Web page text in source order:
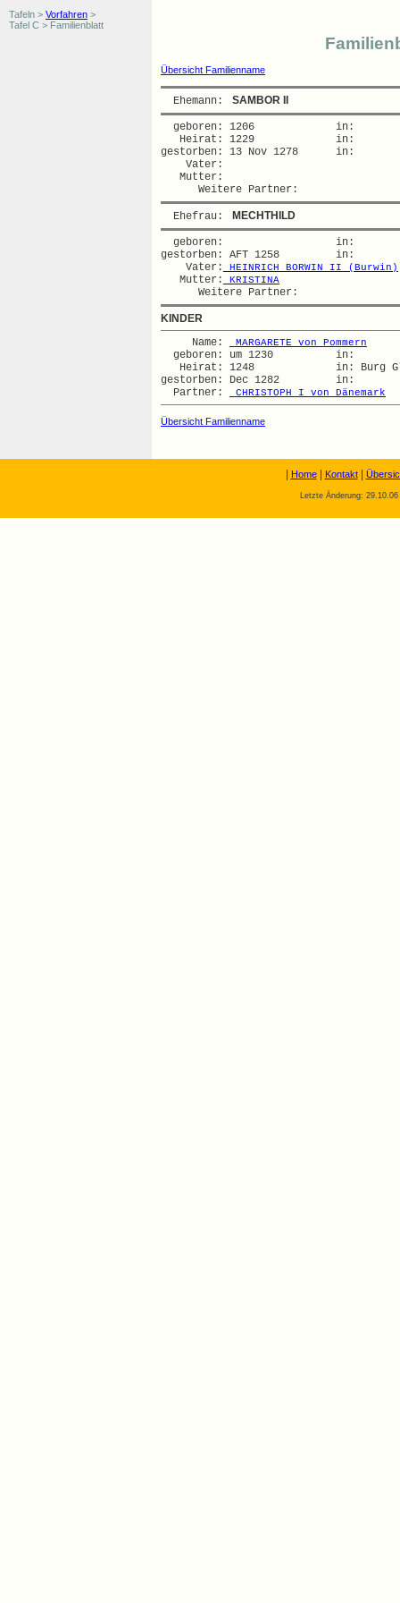
Tafeln > Vorfahren >
Tafel C > Familienblatt
Übersicht Familienname
  Ehemann:
SAMBOR II
  geboren: 1206             in:
   Heirat: 1229             in:
gestorben: 13 Nov 1278      in:
    Vater:
   Mutter:
  Ehefrau:
MECHTHILD
  geboren:                  in:
gestorben: AFT 1258         in:
    Vater:
HEINRICH BORWIN II (Burwin)
   Mutter:
KRISTINA
KINDER
     Name:
MARGARETE von Pommern
  geboren: um 1230          in:
Heirat: 1248             in: Burg
gestorben: Dec 1282         in:
  Partner:
CHRISTOPH I von Dänemark
Übersicht Familienname
Home| Kontakt|
Letzte Änderung: 29.10.06